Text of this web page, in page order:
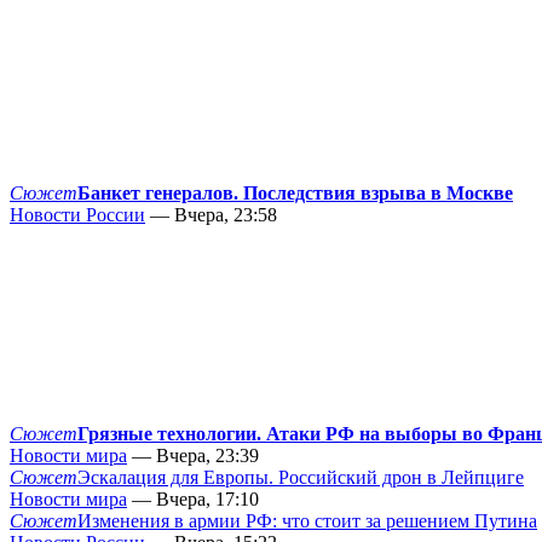
СюжетБанкет генералов. Последствия взрыва в Москве
Новости России — Вчера, 23:58
СюжетГрязные технологии. Атаки РФ на выборы во
Новости мира — Вчера, 23:39
СюжетЭскалация для Европы. Российский дрон в Лейпциге
Новости мира — Вчера, 17:10
СюжетИзменения в армии РФ: что стоит за решением Путина